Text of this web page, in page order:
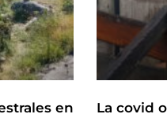
en
La covid